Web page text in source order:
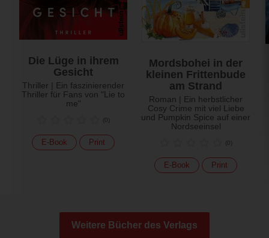
Die Lüge in ihrem
Gesicht
Thriller | Ein faszinierender
Thriller für Fans von "Lie to
me"
(0)
E-Book Print
Mordsbohei in der
kleinen Frittenbude
am Strand
Roman | Ein herbstlicher
Cosy Crime mit viel Liebe
und Pumpkin Spice auf einer
Nordseeinsel
(0)
E-Book Print
Weitere Bücher des Verlags